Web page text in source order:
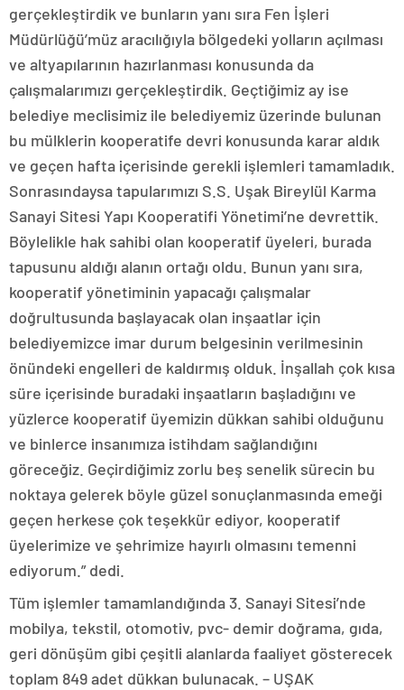
gerçekleştirdik ve bunların yanı sıra Fen İşleri
Müdürlüğü’müz aracılığıyla bölgedeki yolların açılması
ve altyapılarının hazırlanması konusunda da
çalışmalarımızı gerçekleştirdik. Geçtiğimiz ay ise
belediye meclisimiz ile belediyemiz üzerinde bulunan
bu mülklerin kooperatife devri konusunda karar aldık
ve geçen hafta içerisinde gerekli işlemleri tamamladık.
Sonrasındaysa tapularımızı S.S. Uşak Bireylül Karma
Sanayi Sitesi Yapı Kooperatifi Yönetimi’ne devrettik.
Böylelikle hak sahibi olan kooperatif üyeleri, burada
tapusunu aldığı alanın ortağı oldu. Bunun yanı sıra,
kooperatif yönetiminin yapacağı çalışmalar
doğrultusunda başlayacak olan inşaatlar için
belediyemizce imar durum belgesinin verilmesinin
önündeki engelleri de kaldırmış olduk. İnşallah çok kısa
süre içerisinde buradaki inşaatların başladığını ve
yüzlerce kooperatif üyemizin dükkan sahibi olduğunu
ve binlerce insanımıza istihdam sağlandığını
göreceğiz. Geçirdiğimiz zorlu beş senelik sürecin bu
noktaya gelerek böyle güzel sonuçlanmasında emeği
geçen herkese çok teşekkür ediyor, kooperatif
üyelerimize ve şehrimize hayırlı olmasını temenni
ediyorum.” dedi.
Tüm işlemler tamamlandığında 3. Sanayi Sitesi’nde
mobilya, tekstil, otomotiv, pvc- demir doğrama, gıda,
geri dönüşüm gibi çeşitli alanlarda faaliyet gösterecek
toplam 849 adet dükkan bulunacak. – UŞAK